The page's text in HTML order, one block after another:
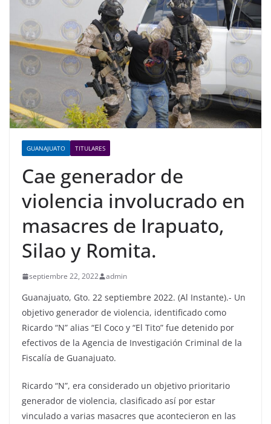
GUANAJUATO TITULARES
Cae generador de
violencia involucrado en
masacres de Irapuato,
Silao y Romita.
septiembre 22, 2022 admin
Guanajuato, Gto. 22 septiembre 2022. (Al Instante).- Un
objetivo generador de violencia, identificado como
Ricardo “N” alias “El Coco y “El Tito” fue detenido por
efectivos de la Agencia de Investigación Criminal de la
Fiscalía de Guanajuato.
Ricardo “N”, era considerado un objetivo prioritario
generador de violencia, clasificado así por estar
vinculado a varias masacres que acontecieron en las